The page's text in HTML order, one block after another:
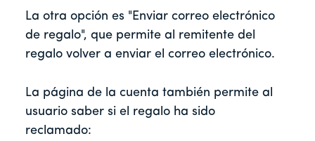
La otra opción es "Enviar correo electrónico
de regalo", que permite al remitente del
regalo volver a enviar el correo electrónico.
La página de la cuenta también permite al
usuario saber si el regalo ha sido
reclamado: